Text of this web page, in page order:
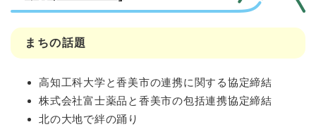
まちの話題
高知工科大学と香美市の連携に関する協定締結
株式会社富士薬品と香美市の包括連携協定締結
北の大地で絆の踊り